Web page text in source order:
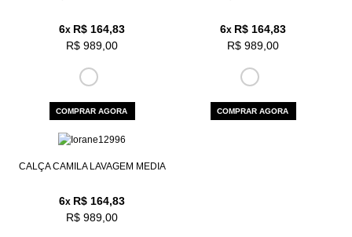
6x R$ 164,83
R$ 989,00
COMPRAR AGORA
6x R$ 164,83
R$ 989,00
COMPRAR AGORA
CALÇA CAMILA LAVAGEM MEDIA
6x R$ 164,83
R$ 989,00